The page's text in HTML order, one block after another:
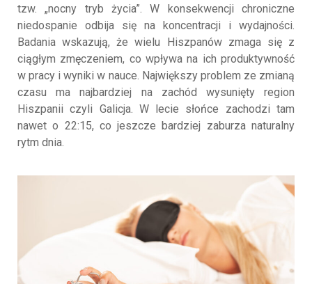
tzw. „nocny tryb życia”. W konsekwencji chroniczne
niedospanie odbija się na koncentracji i wydajności.
Badania wskazują, że wielu Hiszpanów zmaga się z
ciągłym zmęczeniem, co wpływa na ich produktywność
w pracy i wyniki w nauce. Największy problem ze zmianą
czasu ma najbardziej na zachód wysunięty region
Hiszpanii czyli Galicja. W lecie słońce zachodzi tam
nawet o 22:15, co jeszcze bardziej zaburza naturalny
rytm dnia.